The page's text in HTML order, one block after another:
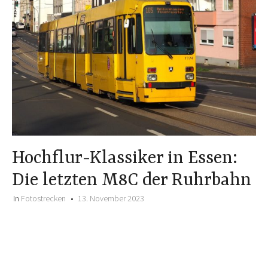
Hochflur-Klassiker in Essen:
Die letzten M8C der Ruhrbahn
In Fotostrecken 13. November 2023